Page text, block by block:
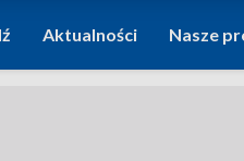
Aktualności Nasze